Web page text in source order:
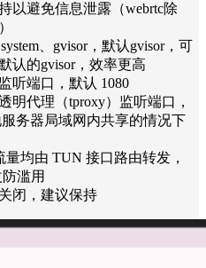
以避免信息泄露（webrtc除
、gvisor，默认gvisor，可
认的gvisor，效率更高
听端口，默认 1080
明代理（tproxy）监听端口，
务器局域网内共享的情况下
量均由 TUN 接口路由转发，
滥用
闭，建议保持